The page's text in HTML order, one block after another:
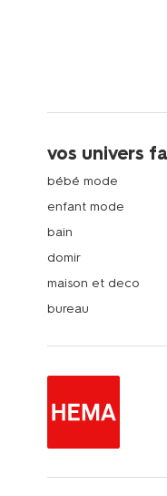
vos univers
bébé mode
enfant mode
bain
domir
maison et deco
bureau